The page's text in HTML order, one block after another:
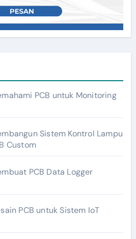
PCB untuk Monitoring
Sistem Kontrol Lampu
Custom
PCB Data Logger
PCB untuk Sistem IoT